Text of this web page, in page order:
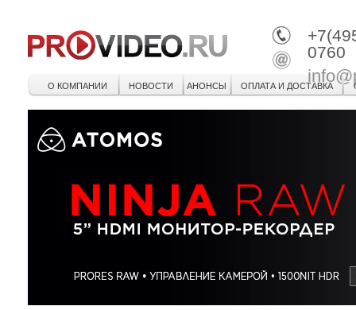
0760
О КОМПАНИИ НОВОСТИ АНОНСЫ ОПЛАТА И ДОСТАВКА